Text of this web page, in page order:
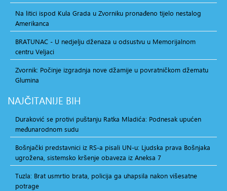
Na litici ispod Kula Grada u Zvorniku pronađeno tijelo nestalog
Amerikanca
BRATUNAC - U nedjelju dženaza u odsustvu u Memorijalnom
centru Veljaci
Zvornik: Počinje izgradnja nove džamije u povratničkom džematu
Glumina
NAJČITANIJE BIH
Duraković se protivi puštanju Ratka Mladića: Podnesak upućen
međunarodnom sudu
Bošnjački predstavnici iz RS-a pisali UN-u: Ljudska prava Bošnjaka
ugrožena, sistemsko kršenje obaveza iz Aneksa 7
Tuzla: Brat usmrtio brata, policija ga uhapsila nakon višesatne
potrage